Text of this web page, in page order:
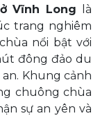
Vĩnh Long là
trang nghiêm
nổi bật với
đông đảo du
Khung cảnh
chuông chùa
sự an yên và